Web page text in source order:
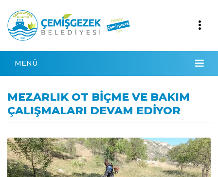
MENÜ
MEZARLIK OT BİÇME VE BAKIM
ÇALIŞMALARI DEVAM EDİYOR